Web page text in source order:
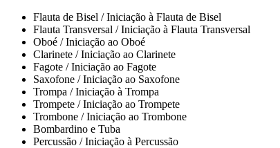
Flauta de Bisel / Iniciação à Flauta de Bisel
Flauta Transversal / Iniciação à Flauta Transversal
Oboé / Iniciação ao Oboé
Clarinete / Iniciação ao Clarinete
Fagote / Iniciação ao Fagote
Saxofone / Iniciação ao Saxofone
Trompa / Iniciação à Trompa
Trompete / Iniciação ao Trompete
Trombone / Iniciação ao Trombone
Bombardino e Tuba
Percussão / Iniciação à Percussão